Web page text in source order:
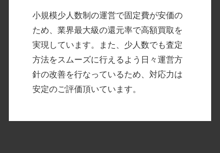
小規模少人数制の運営で固定費が安価の
ため、業界最大級の還元率で高額買取を
実現しています。また、少人数でも査定
方法をスムーズに行えるよう日々運営方
針の改善を行なっているため、対応力は
安定のご評価頂いています。